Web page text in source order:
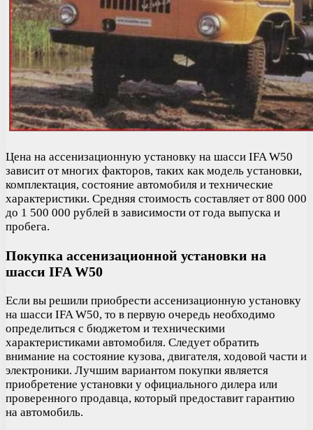
Цена на ассенизационную установку на шасси IFA W50
зависит от многих факторов, таких как модель установки,
комплектация, состояние автомобиля и технические
характеристики. Средняя стоимость составляет от 800 000
до 1 500 000 рублей в зависимости от года выпуска и
пробега.
Покупка ассенизационной установки на
шасси IFA W50
Если вы решили приобрести ассенизационную установку
на шасси IFA W50, то в первую очередь необходимо
определиться с бюджетом и техническими
характеристиками автомобиля. Следует обратить
внимание на состояние кузова, двигателя, ходовой части и
электроники. Лучшим вариантом покупки является
приобретение установки у официального дилера или
проверенного продавца, который предоставит гарантию
на автомобиль.